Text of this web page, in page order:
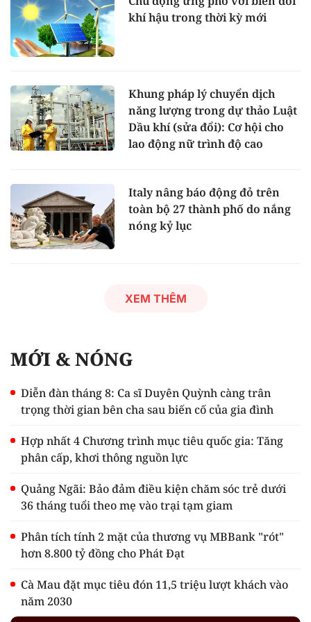
khí hậu trong thời kỳ mới
Khung pháp lý chuyển dịch
năng lượng trong dự thảo Luật
Dầu khí (sửa đổi): Cơ hội cho
lao động nữ trình độ cao
Italy nâng báo động đỏ trên
toàn bộ 27 thành phố do nắng
nóng kỷ lục
XEM THÊM
MỚI & NÓNG
Diễn đàn tháng 8: Ca sĩ Duyên Quỳnh càng trân
trọng thời gian bên cha sau biến cố của gia đình
Hợp nhất 4 Chương trình mục tiêu quốc gia: Tăng
phân cấp, khơi thông nguồn lực
Quảng Ngãi: Bảo đảm điều kiện chăm sóc trẻ dưới
36 tháng tuổi theo mẹ vào trại tạm giam
Phân tích tính 2 mặt của thương vụ MBBank "rót"
hơn 8.800 tỷ đồng cho Phát Đạt
Cà Mau đặt mục tiêu đón 11,5 triệu lượt khách vào
năm 2030